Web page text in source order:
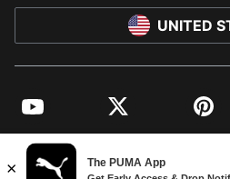
UNITED
YouTube Twitter